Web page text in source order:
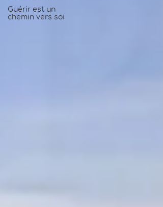
Guérir est un
chemin vers soi